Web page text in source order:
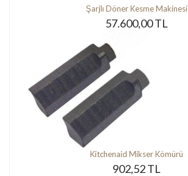
Şarjlı Döner Kesme Makinesi
57.600,00 TL
Kitchenaid Mikser Kömürü
902,52 TL